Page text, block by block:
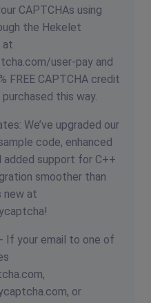
CAPTCHAs using
the Hekelet
at
user-pay and
FREE CAPTCHA credit
this way.
We’ve upgraded our
code, enhanced
added support for C++
smoother than
new at
- If your email to one of
,
, or